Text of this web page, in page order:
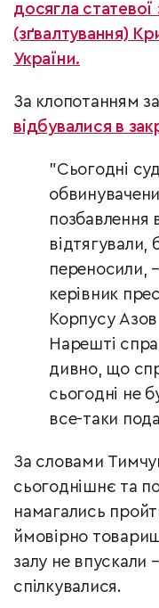
досягла статевої
(зґвалтування)
України.
За клопотанням
відбувалися в
"Сьогодні
позбавлення
відтягували,
переносили,
керівник
Корпусу
Нарешті
дивно, що
сьогодні не
все-таки
За словами
сьогоднішнє та
намагались
ймовірно
залу не впускали
спілкувалися.